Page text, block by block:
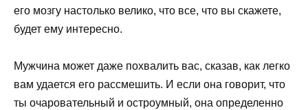
его мозгу настолько велико, что все, что вы скажете,
будет ему интересно.
Мужчина может даже похвалить вас, сказав, как легко
вам удается его рассмешить. И если она говорит, что
ты очаровательный и остроумный, она определенно